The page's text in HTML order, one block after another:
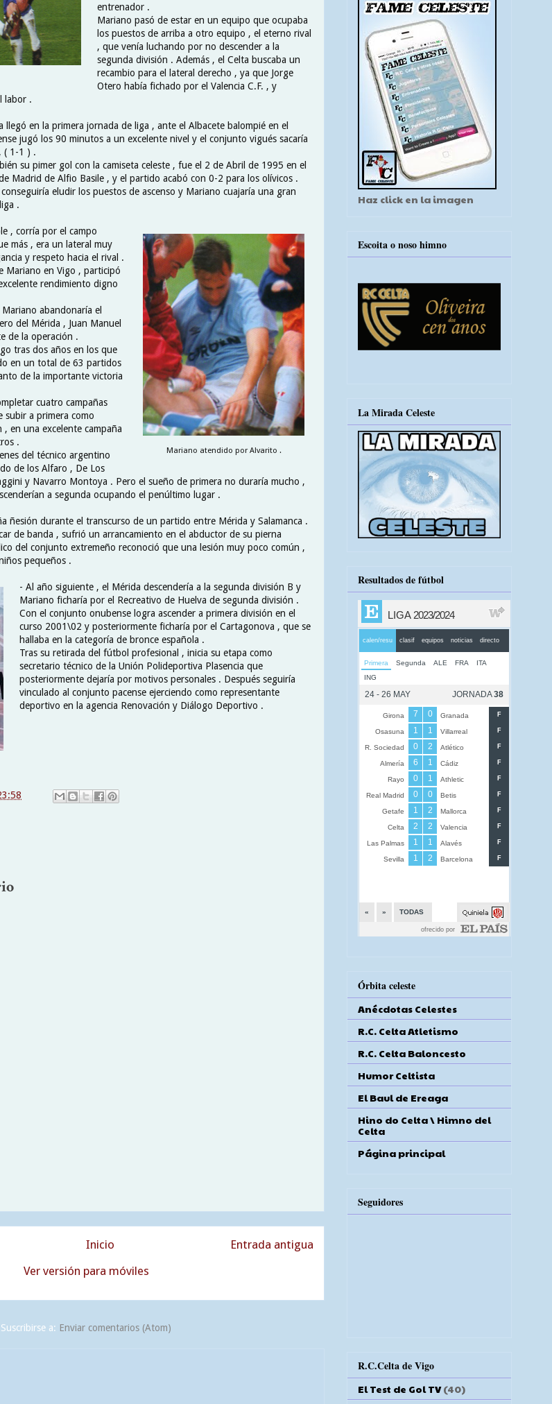
entrenador .
Mariano pasó de estar en un equipo que ocupaba
los puestos de arriba a otro equipo , el eterno rival
, que venía luchando por no descender a la
segunda división . Además , el Celta buscaba un
recambio para el lateral derecho , ya que Jorge
Otero había fichado por el Valencia C.F. , y
labor .
llegó en la primera jornada de liga , ante el Albacete balompié en el
jugó los 90 minutos a un excelente nivel y el conjunto vigués sacaría
( 1-1 ) .
su pimer gol con la camiseta celeste , fue el 2 de Abril de 1995 en el
Madrid de Alfio Basile , y el partido acabó con 0-2 para los olívicos .
eludir los puestos de ascenso y Mariano cuajaría una gran
.
Mariano atendido por Alvarito .
, corría por el campo
más , era un lateral muy
y respeto hacia el rival .
Mariano en Vigo , participó
rendimiento digno
abandonaría el
del Mérida , Juan Manuel
de la operación .
tras dos años en los que
en un total de 63 partidos
de la importante victoria
cuatro campañas
subir a primera como
en una excelente campaña
.
del técnico argentino
de los Alfaro , De Los
y Navarro Montoya . Pero el sueño de primera no duraría mucho ,
a segunda ocupando el penúltimo lugar .
ñesión durante el transcurso de un partido entre Mérida y Salamanca .
de banda , sufrió un arrancamiento en el abductor de su pierna
del conjunto extremeño reconoció que una lesión muy poco común ,
pequeños .
- Al año siguiente , el Mérida descendería a la segunda división B y
Mariano ficharía por el Recreativo de Huelva de segunda división .
Con el conjunto onubense logra ascender a primera división en el
curso 2001\02 y posteriormente ficharía por el Cartagonova , que se
hallaba en la categoría de bronce española .
Tras su retirada del fútbol profesional , inicia su etapa como
secretario técnico de la Unión Polideportiva Plasencia que
posteriormente dejaría por motivos personales . Después seguiría
vinculado al conjunto pacense ejerciendo como representante
deportivo en la agencia Renovación y Diálogo Deportivo .
Entrada antigua
Inicio
Ver versión para móviles
Suscribirse a: Enviar comentarios (Atom)
Haz click en la imagen
Escoita o noso himno
La Mirada Celeste
Resultados de fútbol
Órbita celeste
Anécdotas Celestes
R.C. Celta Atletismo
R.C. Celta Baloncesto
Humor Celtista
El Baul de Ereaga
Hino do Celta \ Himno del
Celta
Página principal
Seguidores
R.C.Celta de Vigo
El Test de Gol TV (40)